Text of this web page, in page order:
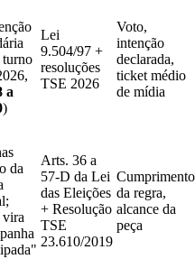
turno
a
)
Lei
9.504/97 +
resoluções
TSE 2026
Voto,
intenção
declarada,
ticket médio
de mídia
da
vira
Arts. 36 a
57-D da Lei
das Eleições
+ Resolução
TSE
23.610/2019
Cumprimento
da regra,
alcance da
peça